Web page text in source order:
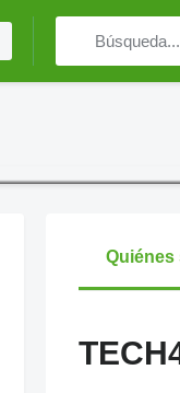
Quiénes